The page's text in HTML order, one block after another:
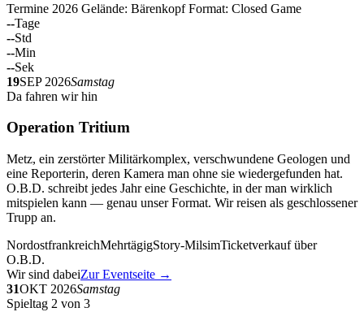
Termine 2026 Gelände: Bärenkopf Format: Closed Game
--Tage
--Std
--Min
--Sek
19SEP 2026Samstag
Da fahren wir hin
Operation Tritium
Metz, ein zerstörter Militärkomplex, verschwundene Geologen und
eine Reporterin, deren Kamera man ohne sie wiedergefunden hat.
O.B.D. schreibt jedes Jahr eine Geschichte, in der man wirklich
mitspielen kann — genau unser Format. Wir reisen als geschlossener
Trupp an.
NordostfrankreichMehrtägigStory-MilsimTicketverkauf über
O.B.D.
Wir sind dabeiZur Eventseite →
31OKT 2026Samstag
Spieltag 2 von 3